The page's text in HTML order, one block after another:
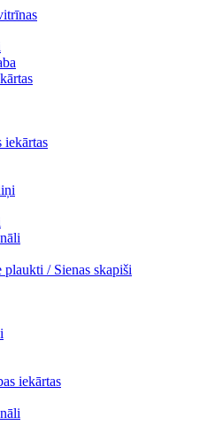
iekārtas
plaukti / Sienas skapiši
iekārtas